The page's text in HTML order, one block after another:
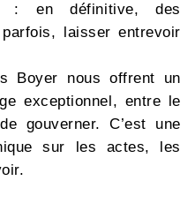
: en définitive, des
laisser entrevoir
Boyer nous offrent un
exceptionnel, entre le
gouverner. C’est une
sur les actes, les